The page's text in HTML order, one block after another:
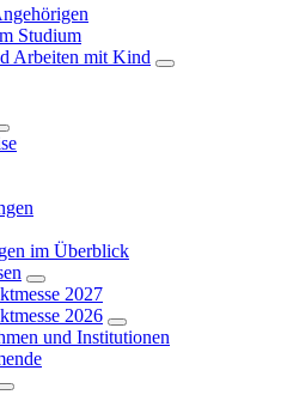
Studium
Arbeiten mit Kind
im Überblick
2027
2026
und Institutionen